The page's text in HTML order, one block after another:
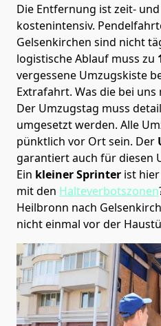
Die Entfernung ist zeit-
kostenintensiv.
Gelsenkirchen sind nicht
logistische Ablauf muss zu
vergessene Umzugskiste
Extrafahrt. Was die bei
Der Umzugstag muss
umgesetzt werden. Alle
pünktlich vor Ort sein. Der
garantiert auch für diesen
Ein kleiner Sprinter ist
mit den Halteverbotszonen
Heilbronn nach
nicht einmal vor der